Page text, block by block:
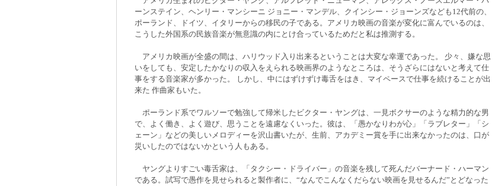
ーンステイン、ヘンリー・マンシーニ ジョニー・マンデル、クインシー・ジョーンズなども12代前の、
ポーランド、ドイツ、イタリーからの移民の子である。アメリカ映画の音楽が変化に富んでいるのは、
こうした外国系の民族音楽が無意識の内にとけ合っているためだと私は推測する。
アメリカ映画が全盛の間は、ハリウッド入り出来るということは大変な幸運であった。 少々、嫌な思
いをしても、安定したかなりの収入をえられる映画界のようなところは、そうざらにはないと考えて仕
事をする音楽家が多かった。 しかし、中にはずけずけ毒舌をはき、マイペースで仕事を続けることが出
来た 作曲家もいた。
ポーランド系でワルソーで勉強して帰米したビクター・ヤングは、一見ボクサーのような精力的な男
で、よく働き、よく遊び、思うことを遠慮なくいった。彼は、「愚かなりわが心」「ラブレター」「シ
ェーン」などの美しいメロディーを沢山書いたが、生前、アカデミー賞を手に出来なかったのは、口が
災いしたのではないかという人もある。
ヤングよりすごい毒舌家は、「タクシー・ドライバー」の音楽を残して死んだバーナード・ハーマン
である。試写で愚作を見せられると製作者に、“なんでこんなくだらない映画を見せるんだ”とどなった